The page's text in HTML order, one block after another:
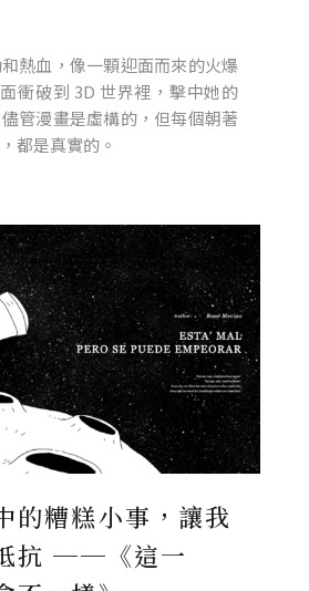
熱血，像一顆迎面而來的火爆
衝破到 3D 世界裡，擊中她的
管漫畫是虛構的，但每個朝著
都是真實的。
的糟糕小事，讓我
抗 ──《這一